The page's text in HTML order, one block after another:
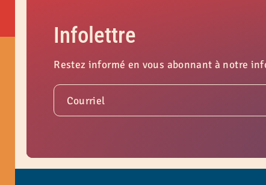
Infolettre
Restez informé en vous abonnant à notre
Courriel